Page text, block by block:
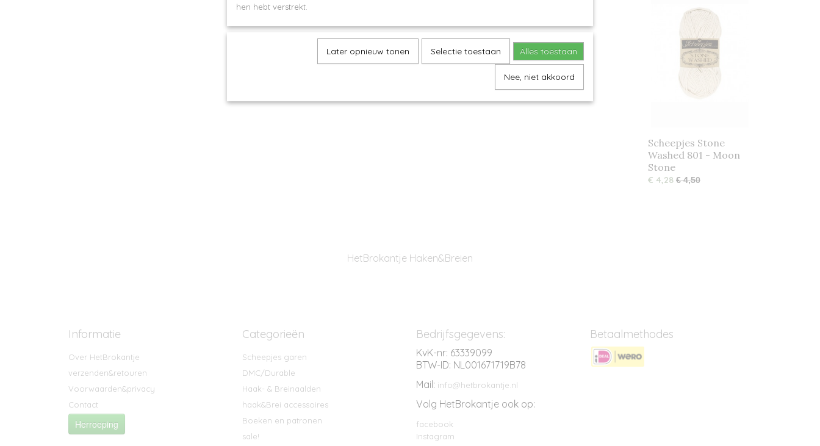
Scheepjes Stone
Washed 801 - Moon
Stone
€ 4,28 € 4,50
HetBrokantje Haken&Breien
Informatie
Over HetBrokantje
verzenden&retouren
Voorwaarden&privacy
Contact
Herroeping
Categorieën
Scheepjes garen
DMC/Durable
Haak- & Breinaalden
haak&Brei accessoires
Boeken en patronen
sale!
Bedrijfsgegevens:
KvK-nr: 63339099
BTW-ID: NL001671719B78
Mail: info@hetbrokantje.nl
Volg HetBrokantje ook op:
facebook
Instagram
Betaalmethodes
hen hebt verstrekt.
Later opnieuw tonen Selectie toestaan Alles toestaan
Nee, niet akkoord